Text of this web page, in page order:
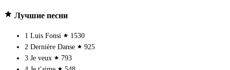
Лучшие песни
1 Luis Fonsi
1530
2 Dernière Danse
925
3 Je veux
793